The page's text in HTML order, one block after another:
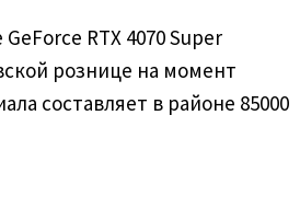
RTX 4070 Super
рознице на момент
составляет в районе 85000